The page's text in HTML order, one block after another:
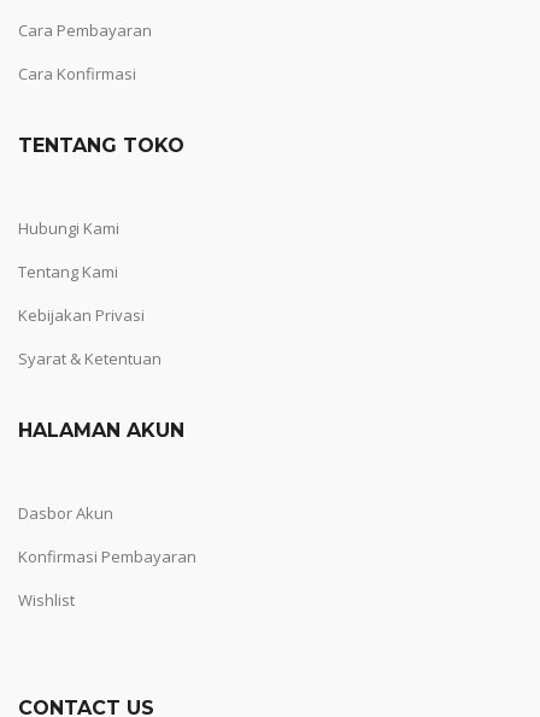
Cara Pembayaran
Cara Konfirmasi
TENTANG TOKO
Hubungi Kami
Tentang Kami
Kebijakan Privasi
Syarat & Ketentuan
HALAMAN AKUN
Dasbor Akun
Konfirmasi Pembayaran
Wishlist
CONTACT US